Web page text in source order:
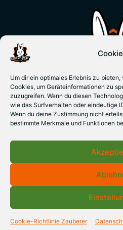
Um dir ein optimales Erlebnis zu
Cookies, um Geräteinformationen zu
zuzugreifen. Wenn du diesen
wie das Surfverhalten oder eindeutige
Wenn du deine Zustimmung nicht
bestimmte Merkmale und Funktionen
Cookie-Richtlinie Zauberer
© 2026 Zauberkünstler &